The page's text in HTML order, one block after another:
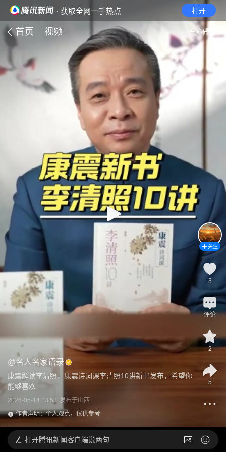
· 获取全网一手热点 打开
首页 视频 无障碍
@名人名家语录
康震解读李清照，康震诗词课李清照10讲新书发布，希望你
能够喜欢
2026-05-14 13:53 发布于山西
作者声明：个人观点，仅供参考
关注
3
评论
2
5
打开腾讯新闻客户端说两句